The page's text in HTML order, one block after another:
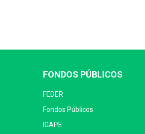
FONDOS PÚBLICOS
FEDER
Fondos Públicos
IGAPE